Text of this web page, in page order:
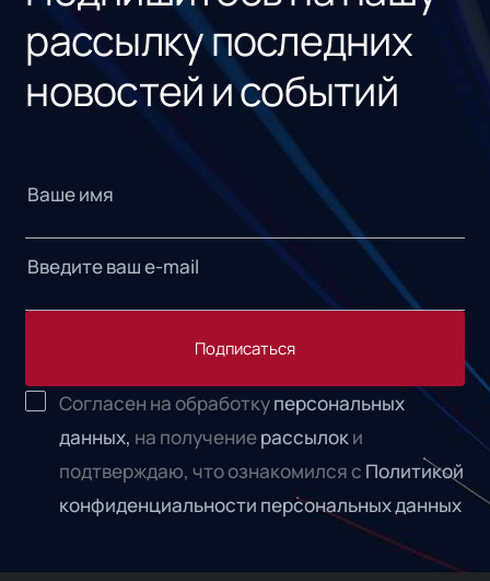
рассылку последних
новостей и событий
Подписаться
Согласен на обработкуперсональных
данных, на получениерассылоки
подтверждаю, что ознакомился с Политикой
конфиденциальности персональных данных